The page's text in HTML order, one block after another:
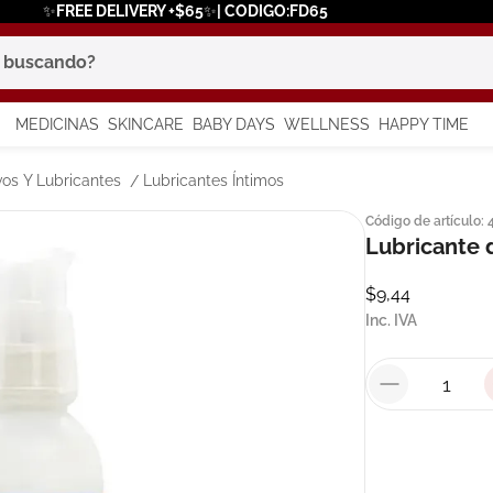
✨FREE DELIVERY +$65✨| CODIGO:FD65
MEDICINAS SKINCARE BABY DAYS WELLNESS HAPPY TIME
Y Lubricantes Lubricantes Íntimos
Código de artículo:
Lubricante
$9,44
Inc. IVA
más buscados